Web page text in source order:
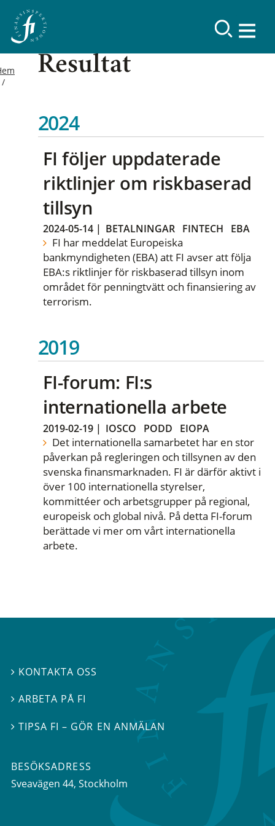
Resultat
2024
FI följer uppdaterade
riktlinjer om riskbaserad
tillsyn
2024-05-14 | BETALNINGAR FINTECH EBA
FI har meddelat Europeiska
bankmyndigheten (EBA) att FI avser att följa
EBA:s riktlinjer för riskbaserad tillsyn inom
området för penningtvätt och finansiering av
terrorism.
2019
FI-forum: FI:s
internationella arbete
2019-02-19 | IOSCO PODD EIOPA
Det internationella samarbetet har en stor
påverkan på regleringen och tillsynen av den
svenska finansmarknaden. FI är därför aktivt i
över 100 internationella styrelser,
kommittéer och arbetsgrupper på regional,
europeisk och global nivå. På detta FI-forum
berättade vi mer om vårt internationella
arbete.
 KONTAKTA OSS
ARBETA PÅ FI
TIPSA FI – GÖR EN ANMÄLAN
BESÖKSADRESS
Sveavägen 44, Stockholm